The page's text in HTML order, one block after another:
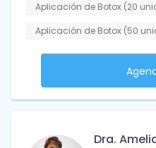
Aplicación de Botox (20
Aplicación de Botox (50
Dra.